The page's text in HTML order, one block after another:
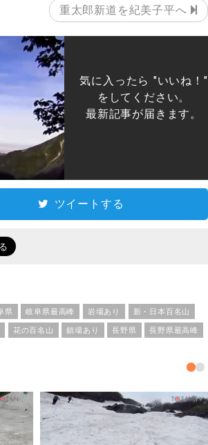
重太郎新道を紀美子平へ
気に入ったら "いいね！"
をしてください。
最新記事が届きます。
ツイートする
県 岐阜県最高峰 岩場あり 新・日本百名山
花の百名山 鎖場あり 長野県 長野県最高峰